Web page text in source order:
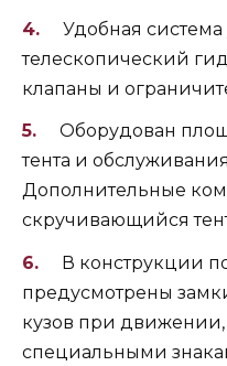
Удобная
телескопический
клапаны и
Оборудован
тента и
Дополнительные
скручивающийся
В конструкции
предусмотрены
кузов при
специальными